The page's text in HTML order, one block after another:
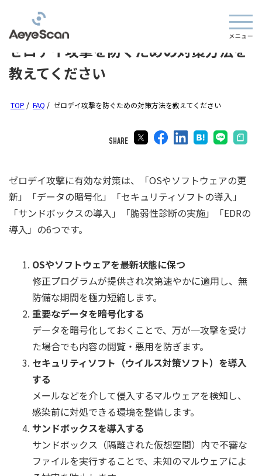
ゼロデイ攻撃を防ぐための対策方法を
教えてください
TOP / FAQ / ゼロデイ攻撃を防ぐための対策方法を教えてください
SHARE
ゼロデイ攻撃に有効な対策は、「OSやソフトウェアの更
新」「データの暗号化」「セキュリティソフトの導入」
「サンドボックスの導入」「脆弱性診断の実施」「EDRの
導入」の6つです。
OSやソフトウェアを最新状態に保つ
修正プログラムが提供され次第速やかに適用し、無
防備な期間を極力短縮します。
重要なデータを暗号化する
データを暗号化しておくことで、万が一攻撃を受け
た場合でも内容の閲覧・悪用を防ぎます。
セキュリティソフト（ウイルス対策ソフト）を導入
する
メールなどを介して侵入するマルウェアを検知し、
感染前に対処できる環境を整備します。
サンドボックスを導入する
サンドボックス（隔離された仮想空間）内で不審な
ファイルを実行することで、未知のマルウェアによ